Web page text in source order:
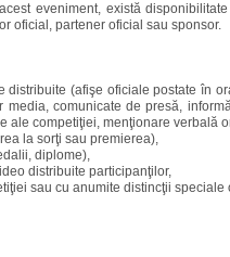
eveniment, există
oficial, partener oficial sau sponsor.
distribuite (afişe oficiale postate în
comunicate de presă,
ale competiţiei, menţionare verbală
la sorţi sau premierea),
diplome),
distribuite participanţilor,
sau cu anumite distincţii speciale